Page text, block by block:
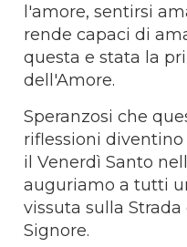
l'amore, sentirsi
rende capaci di
questa e stata la
dell'Amore.
Speranzosi che
riflessioni
il Venerdì Santo
auguriamo a tutti
vissuta sulla
Signore.